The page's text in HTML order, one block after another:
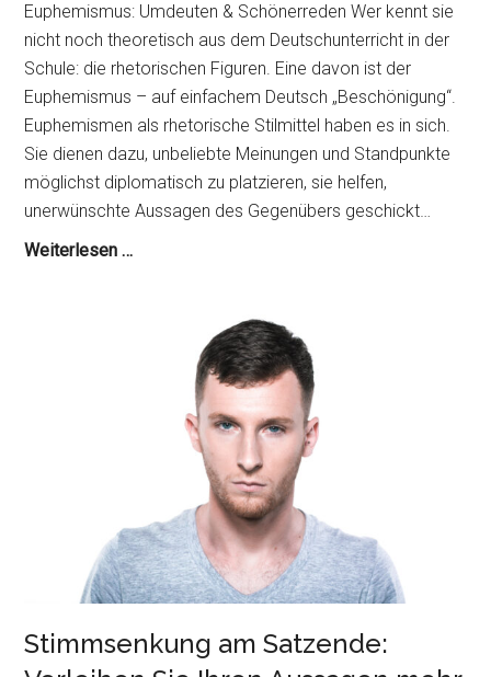
Euphemismus: Umdeuten & Schönerreden Wer kennt sie
nicht noch theoretisch aus dem Deutschunterricht in der
Schule: die rhetorischen Figuren. Eine davon ist der
Euphemismus – auf einfachem Deutsch „Beschönigung“.
Euphemismen als rhetorische Stilmittel haben es in sich.
Sie dienen dazu, unbeliebte Meinungen und Standpunkte
möglichst diplomatisch zu platzieren, sie helfen,
unerwünschte Aussagen des Gegenübers geschickt…
Weiterlesen …Euphemismen
Beschönigungen
Stimmsenkung am Satzende: